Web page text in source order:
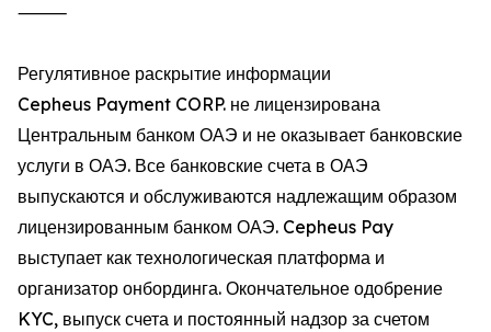
⸻
Регулятивное раскрытие информации
Cepheus Payment CORP. не лицензирована
Центральным банком ОАЭ и не оказывает банковские
услуги в ОАЭ. Все банковские счета в ОАЭ
выпускаются и обслуживаются надлежащим образом
лицензированным банком ОАЭ. Cepheus Pay
выступает как технологическая платформа и
организатор онбординга. Окончательное одобрение
KYC, выпуск счета и постоянный надзор за счетом